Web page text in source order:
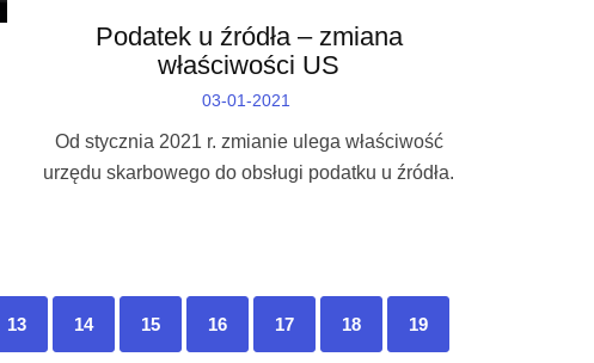
Podatek u źródła – zmiana
właściwości US
03-01-2021
Od stycznia 2021 r. zmianie ulega właściwość
urzędu skarbowego do obsługi podatku u źródła.
13 14 15 16 17 18 19